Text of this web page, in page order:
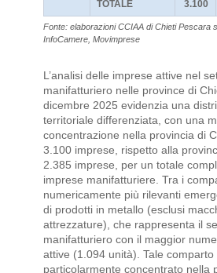
TOTALE 3.100
Fonte: elaborazioni CCIAA di Chieti Pescara
InfoCamere, Movimprese
L’analisi delle imprese attive nel
manifatturiero nelle province di
dicembre 2025 evidenzia una
territoriale differenziata, con una
concentrazione nella provincia di
3.100 imprese, rispetto alla
2.385 imprese, per un totale
imprese manifatturiere. Tra i
numericamente più rilevanti
di prodotti in metallo (esclusi
attrezzature), che rappresenta il
manifatturiero con il maggior
attive (1.094 unità). Tale comparto
particolarmente concentrato nella